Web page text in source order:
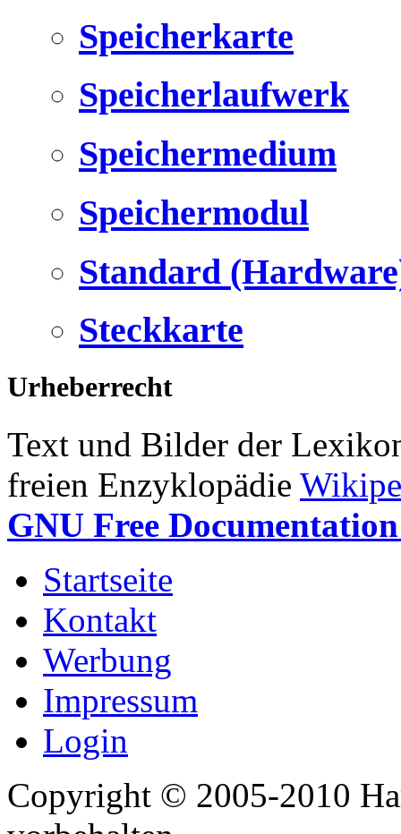
Speicherkarte
Speicherlaufwerk
Speichermedium
Speichermodul
Standard
Steckkarte
Urheberrecht
Text und Bilder der
freien Enzyklopädie
GNU Free
Startseite
Kontakt
Werbung
Impressum
Login
Copyright © 2005-2010